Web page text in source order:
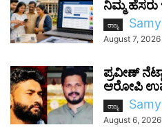
ನಿಮ್ಮ
ರಾಜ್ಯ
August 7, 2026
ಪ್ರವೀಣ್
ಆರೋಪಿ
ರಾಜ್ಯ
August 6, 2026